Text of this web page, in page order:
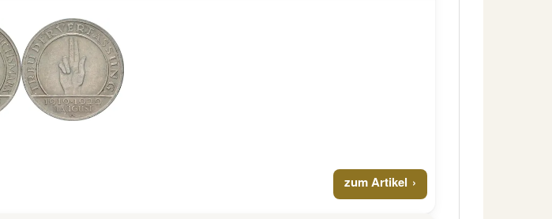
zum Artikel